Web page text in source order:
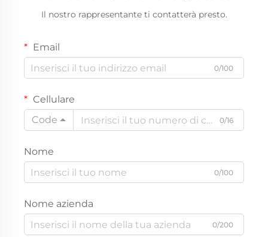
Il nostro rappresentante ti contatterà presto.
Email
0/100
Cellulare
Code
0/16
Nome
0/100
Nome azienda
0/200